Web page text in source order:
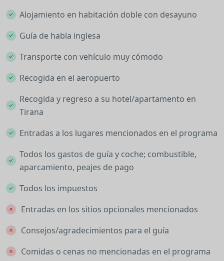
Alojamiento en habitación doble con desayuno
Guía de habla inglesa
Transporte con vehículo muy cómodo
Recogida en el aeropuerto
Recogida y regreso a su hotel/apartamento en
Tirana
Entradas a los lugares mencionados en el programa
Todos los gastos de guía y coche; combustible,
aparcamiento, peajes de pago
Todos los impuestos
Entradas en los sitios opcionales mencionados
Consejos/agradecimientos para el guía
Comidas o cenas no mencionadas en el programa